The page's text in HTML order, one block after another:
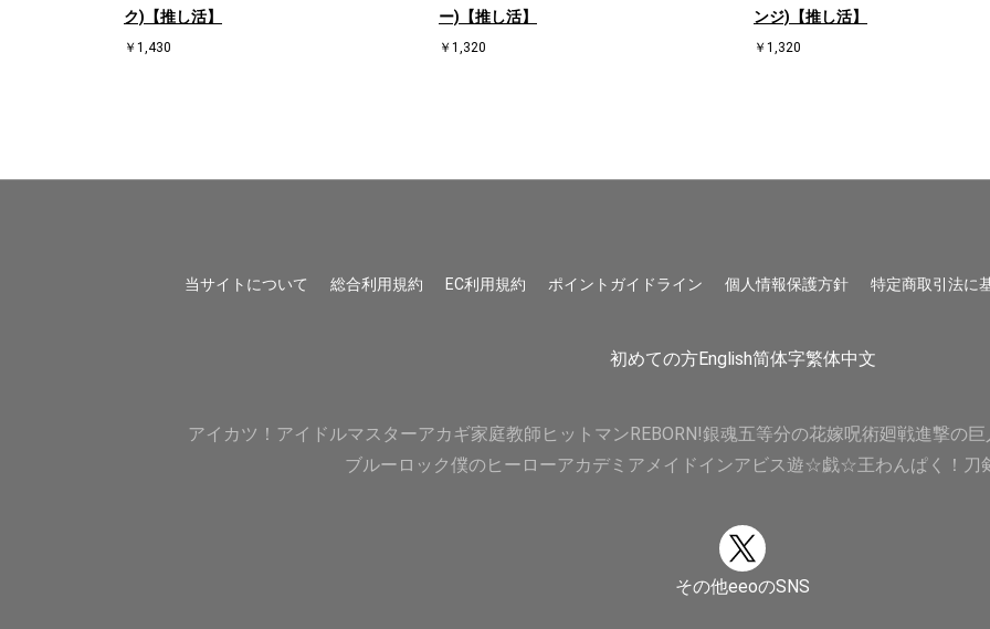
ク)【推し活】
￥1,430
ー)【推し活】
￥1,320
ンジ)【推し活】
￥1,320
当サイトについて 総合利用規約 EC利用規約 ポイントガイドライン 個人情報保護方針 特定商取引法に
初めての方English简体字繁体中文
アイカツ！ アイドルマスターアカギ家庭教師ヒットマンREBORN!銀魂五等分の花嫁呪術廻戦進撃の巨
ブルーロック僕のヒーローアカデミア メイドインアビス遊☆戯☆王わんぱく！刀
その他eeoのSNS